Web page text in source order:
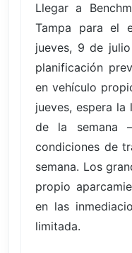
Llegar a
Tampa para el
jueves, 9 de
planificación
en vehículo
jueves, espera
de la semana
condiciones de
semana. Los
propio
en las
limitada.